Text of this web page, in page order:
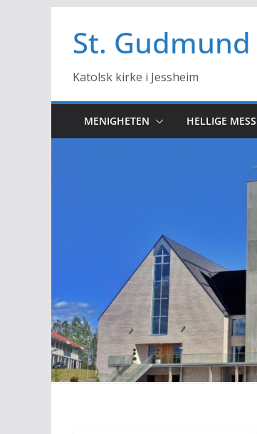
innholdetSt.
Katolsk kirke i Jessheim
MENIGHETEN HELLIGE